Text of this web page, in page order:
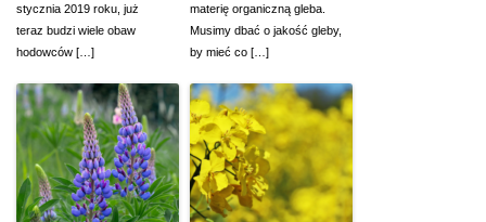
stycznia 2019 roku, już
teraz budzi wiele obaw
hodowców […]
materię organiczną gleba.
Musimy dbać o jakość gleby,
by mieć co […]